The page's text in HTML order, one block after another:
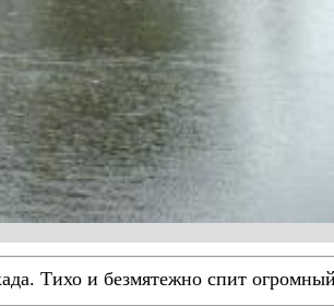
Тихо и безмятежно спит